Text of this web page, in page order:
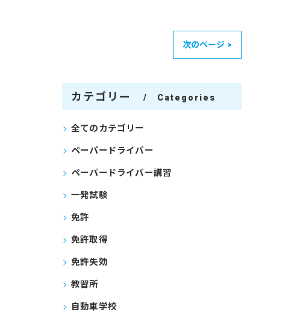
次のページ >
カテゴリー Categories
全てのカテゴリー
ペーパードライバー
ペーパードライバー講習
一発試験
免許
免許取得
免許失効
教習所
自動車学校